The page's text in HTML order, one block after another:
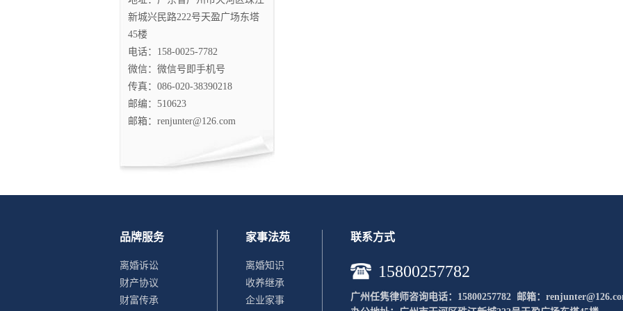
新城兴民路222号天盈广场东塔
45楼
电话：158-0025-7782
微信：微信号即手机号
传真：086-020-38390218
邮编：510623
邮箱：renjunter@126.com
品牌服务 家事法苑 联系方式
离婚诉讼
财产协议
财富传承
离婚知识
收养继承
企业家事
15800257782
广州任隽律师咨询电话：15800257782 邮箱：